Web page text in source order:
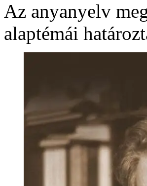
Az anyanyelv
alaptémái